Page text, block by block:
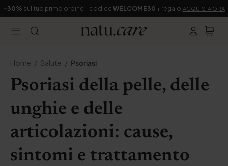
-30% sul tuo primo ordine - codice WELCOME30 + regalo ACQUISTA ORA
Home Salute Psoriasi
Psoriasi della pelle, delle
unghie e delle
articolazioni: cause,
sintomi e trattamento